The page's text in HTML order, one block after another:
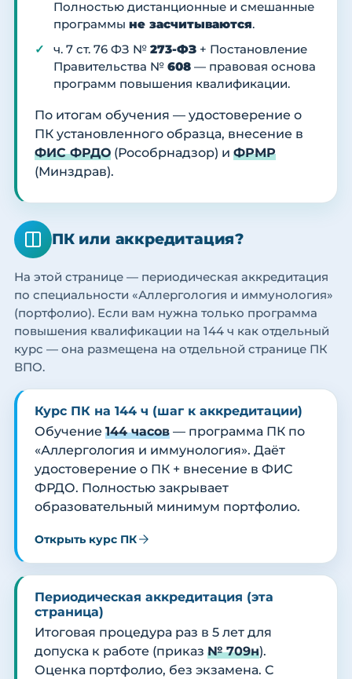
Полностью дистанционные и смешанные
программы не засчитываются.
ч. 7 ст. 76 ФЗ № 273-ФЗ + Постановление
Правительства № 608 — правовая основа
программ повышения квалификации.
По итогам обучения — удостоверение о
ПК установленного образца, внесение в
ФИС ФРДО (Рособрнадзор) и ФРМР
(Минздрав).
ПК или аккредитация?
На этой странице — периодическая аккредитация
по специальности «Аллергология и иммунология»
(портфолио). Если вам нужна только программа
повышения квалификации на 144 ч как отдельный
курс — она размещена на отдельной странице ПК
ВПО.
Курс ПК на 144 ч (шаг к аккредитации)
Обучение 144 часов — программа ПК по
«Аллергология и иммунология». Даёт
удостоверение о ПК + внесение в ФИС
ФРДО. Полностью закрывает
образовательный минимум портфолио.
Открыть курс ПК
Периодическая аккредитация (эта
страница)
Итоговая процедура раз в 5 лет для
допуска к работе (приказ № 709н).
Оценка портфолио, без экзамена. С